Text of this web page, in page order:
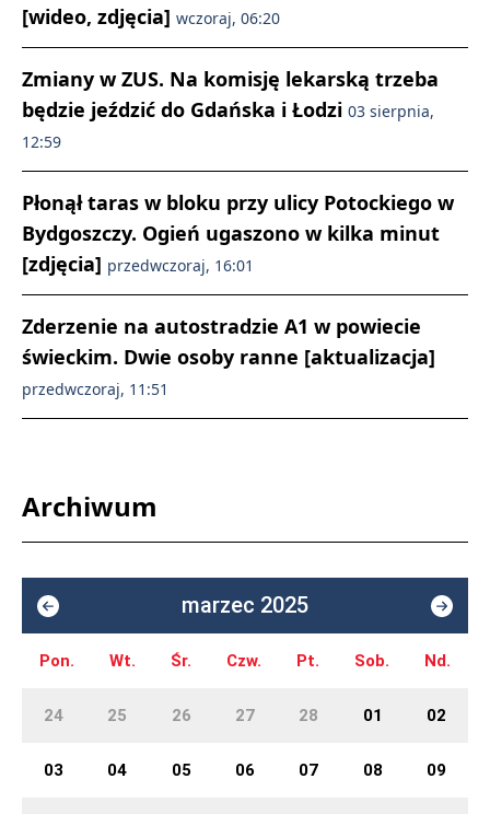
[wideo, zdjęcia] wczoraj, 06:20
Zmiany w ZUS. Na komisję lekarską trzeba
będzie jeździć do Gdańska i Łodzi 03 sierpnia,
12:59
Płonął taras w bloku przy ulicy Potockiego w
Bydgoszczy. Ogień ugaszono w kilka minut
[zdjęcia] przedwczoraj, 16:01
Zderzenie na autostradzie A1 w powiecie
świeckim. Dwie osoby ranne [aktualizacja]
przedwczoraj, 11:51
Archiwum
marzec 2025
Pon. Wt. Śr. Czw. Pt. Sob. Nd.
24 25 26 27 28 01 02
03 04 05 06 07 08 09